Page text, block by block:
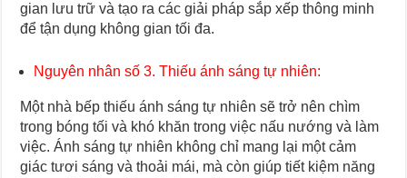
gian lưu trữ và tạo ra các giải pháp sắp xếp thông minh
để tận dụng không gian tối đa.
Nguyên nhân số 3. Thiếu ánh sáng tự nhiên:
Một nhà bếp thiếu ánh sáng tự nhiên sẽ trở nên chìm
trong bóng tối và khó khăn trong việc nấu nướng và làm
việc. Ánh sáng tự nhiên không chỉ mang lại một cảm
giác tươi sáng và thoải mái, mà còn giúp tiết kiệm năng